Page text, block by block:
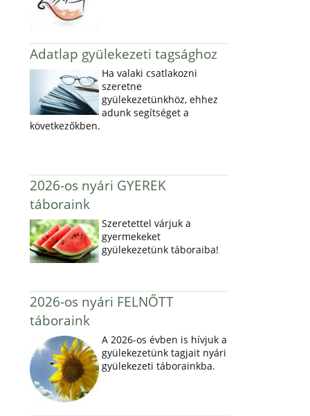
Adatlap gyülekezeti tagsághoz
Ha valaki csatlakozni
szeretne
gyülekezetünkhöz, ehhez
adunk segítséget a
következőkben.
2026-os nyári GYEREK
táboraink
Szeretettel várjuk a
gyermekeket
gyülekezetünk táboraiba!
2026-os nyári FELNŐTT
táboraink
A 2026-os évben is hívjuk a
gyülekezetünk tagjait nyári
gyülekezeti táborainkba.